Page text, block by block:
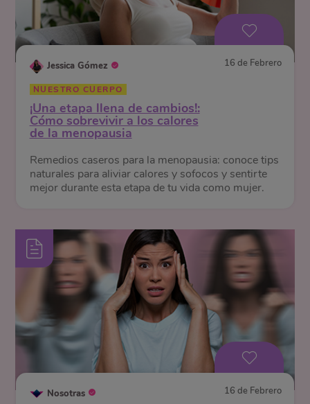
Jessica Gómez 16 de Febrero
NUESTRO CUERPO
¡Una etapa llena de cambios!:
Cómo sobrevivir a los calores
de la menopausia
Remedios caseros para la menopausia: conoce tips
naturales para aliviar calores y sofocos y sentirte
mejor durante esta etapa de tu vida como mujer.
Nosotras 16 de Febrero